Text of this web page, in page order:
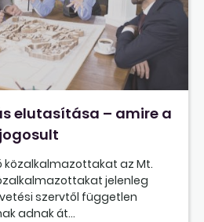
elutasítása – amire a
közalkalmazottakat az Mt.
jelenleg
szervtől független
adnak át...